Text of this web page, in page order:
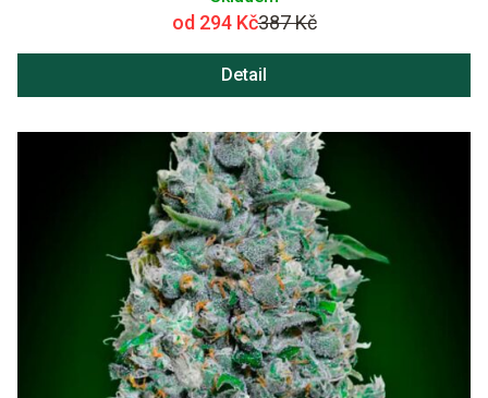
od 294 Kč387 Kč
Detail